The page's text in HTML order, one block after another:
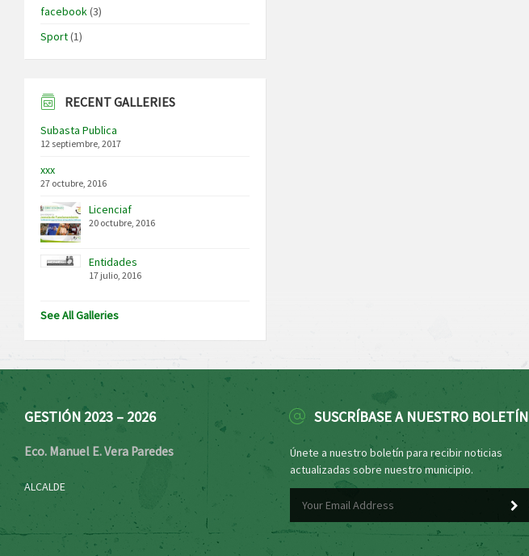
facebook(3)
Sport(1)
RECENT GALLERIES
Subasta Publica
12 septiembre, 2017
xxx
27 octubre, 2016
Licenciaf
20 octubre, 2016
Entidades
17 julio, 2016
See All Galleries
GESTIÓN 2023 – 2026
Eco. Manuel E. Vera Paredes
ALCALDE
SUSCRÍBASE A NUESTRO BOLETÍN
Únete a nuestro boletín para recibir noticias
actualizadas sobre nuestro municipio.